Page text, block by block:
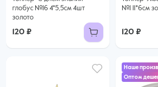
глобус №16 4*5,5см 4шт
золото
120 ₽
№1 11*6см
120 ₽
Наше
Оптом